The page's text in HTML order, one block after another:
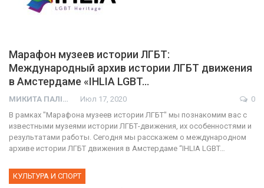
Марафон музеев истории ЛГБТ:
Международный архив истории ЛГБТ движения
в Амстердаме «IHLIA LGBT…
МИКИТА ПАЛІЙ Июл 17, 2020
0
В рамках "Марафона музеев истории ЛГБТ" мы познакомим вас с
известными музеями истории ЛГБТ-движения, их особенностями и
результатами работы. Сегодня мы расскажем о международном
архиве истории ЛГБТ движения в Амстердаме “IHLIA LGBT…
КУЛЬТУРА И СПОРТ